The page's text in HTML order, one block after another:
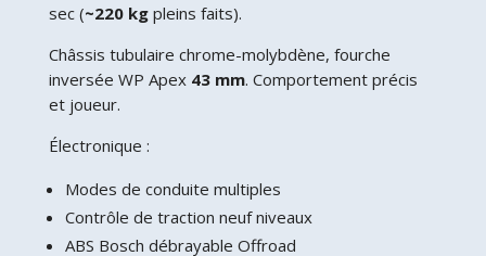
sec (~220 kgpleins faits).
Châssis tubulaire chrome-molybdène, fourche
inversée WP Apex 43 mm. Comportement précis
et joueur.
Électronique :
Modes de conduite multiples
Contrôle de traction neuf niveaux
ABS Bosch débrayable Offroad